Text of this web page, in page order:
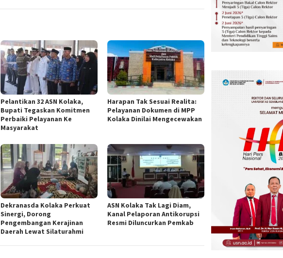
Pelantikan 32 ASN Kolaka,
Bupati Tegaskan Komitmen
Perbaiki Pelayanan Ke
Masyarakat
Harapan Tak Sesuai Realita:
Pelayanan Dokumen di MPP
Kolaka Dinilai Mengecewakan
Dekranasda Kolaka Perkuat
Sinergi, Dorong
Pengembangan Kerajinan
Daerah Lewat Silaturahmi
ASN Kolaka Tak Lagi Diam,
Kanal Pelaporan Antikorupsi
Resmi Diluncurkan Pemkab